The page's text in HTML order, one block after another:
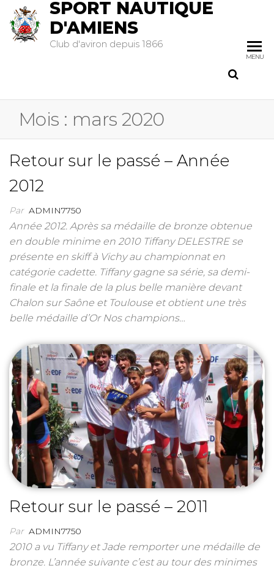
SPORT NAUTIQUE
D'AMIENS
Club d'aviron depuis 1866
MENU
Mois : mars 2020
Retour sur le passé – Année
2012
Par ADMIN7750
Année 2012. Après sa médaille de bronze obtenue
en double minime en 2010 Tiffany DELESTRE se
présente en skiff à Vichy au championnat en
catégorie cadette. Tiffany gagne sa série, sa demi-
finale et la finale de la plus belle manière devant
Chalon sur Saône et Toulouse et obtient une très
belle médaille d’Or Nos champions…
Retour sur le passé – 2011
Par ADMIN7750
2010 a vu Tiffany et Jade remporter une médaille de
bronze. L’année suivante c’est au tour des minimes